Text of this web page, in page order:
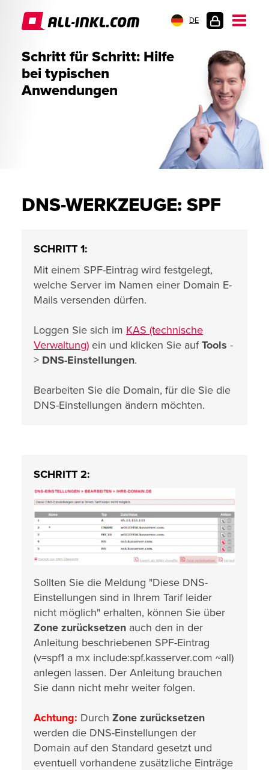
DE
Schritt für Schritt: Hilfe
bei typischen
Anwendungen
DNS-WERKZEUGE: SPF
SCHRITT 1:
Mit einem SPF-Eintrag wird festgelegt,
welche Server im Namen einer Domain E-
Mails versenden dürfen.
Loggen Sie sich im KAS (technische
Verwaltung) ein und klicken Sie aufTools -
> DNS-Einstellungen.
Bearbeiten Sie die Domain, für die Sie die
DNS-Einstellungen ändern möchten.
SCHRITT 2:
Sollten Sie die Meldung "Diese DNS-
Einstellungen sind in Ihrem Tarif leider
nicht möglich" erhalten, können Sie über
Zone zurücksetzen auch den in der
Anleitung beschriebenen SPF-Eintrag
(v=spf1 a mx include:spf.kasserver.com ~all)
anlegen lassen. Der Anleitung brauchen
Sie dann nicht mehr weiter folgen.
Achtung: Durch Zone zurücksetzen
werden die DNS-Einstellungen der
Domain auf den Standard gesetzt und
eventuell vorhandene zusätzliche Einträge